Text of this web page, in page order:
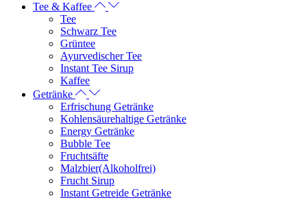
Tee & Kaffee
Tee
Schwarz Tee
Grüntee
Ayurvedischer Tee
Instant Tee Sirup
Kaffee
Getränke
Erfrischung Getränke
Kohlensäurehaltige Getränke
Energy Getränke
Bubble Tee
Fruchtsäfte
Malzbier(Alkoholfrei)
Frucht Sirup
Instant Getreide Getränke